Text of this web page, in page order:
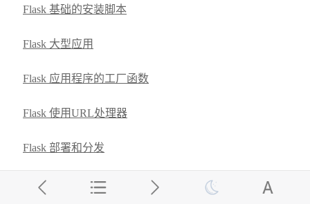
Flask 基础的安装脚本
Flask 大型应用
Flask 应用程序的工厂函数
Flask 使用URL处理器
Flask 部署和分发
关闭